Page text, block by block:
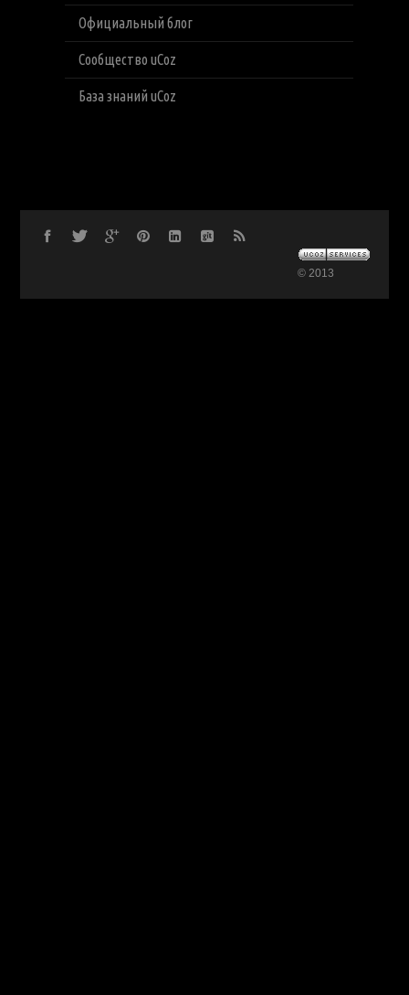
Официальный блог
Сообщество uCoz
База знаний uCoz
© 2013